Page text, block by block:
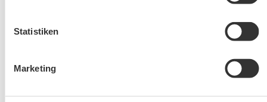
Statistiken
Marketing
Café Pauli / Das Bergpanorama rund um Aschau